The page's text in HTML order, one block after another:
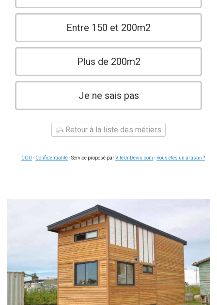
Entre 150 et 200m2
Plus de 200m2
Je ne sais pas
Retour à la liste des métiers
CGU - Confidentialité- Service proposé parViteUnDevis.com -Vous êtes un artisan ?